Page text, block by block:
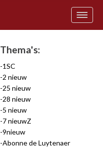
Toggle
Thema's:
1SC
2 nieuw
25 nieuw
28 nieuw
5 nieuw
7 nieuwZ
9nieuw
Abonne de Luytenaer